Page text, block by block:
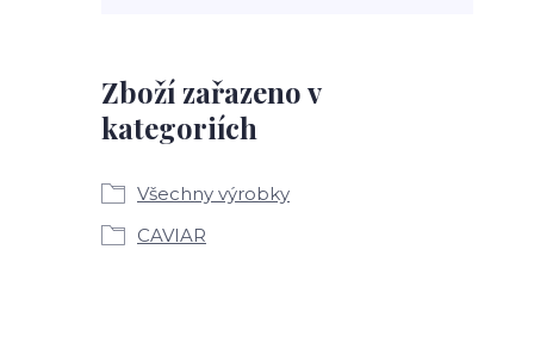
Zboží zařazeno v
kategoriích
Všechny výrobky
CAVIAR